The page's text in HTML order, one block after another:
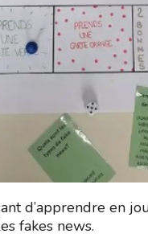
d’apprendre en
fakes news.